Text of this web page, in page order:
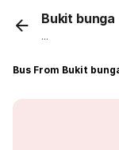
Bukit bunga
...
Bus From Bukit